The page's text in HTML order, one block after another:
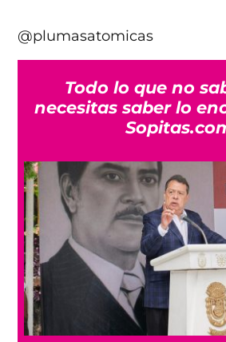
@plumasatomicas
Todo lo que no
necesitas saber lo